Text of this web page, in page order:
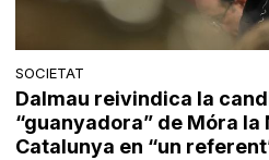
SOCIETAT
Dalmau reivindica la
“guanyadora” de Móra
Catalunya en “un